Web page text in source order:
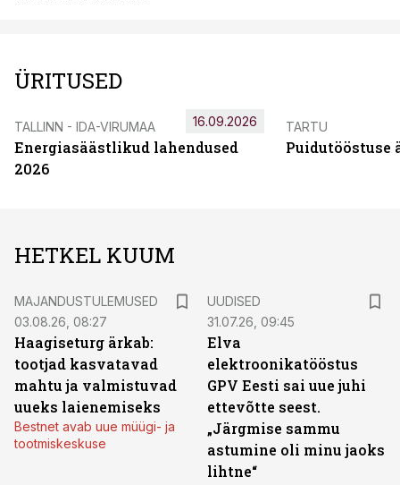
ÜRITUSED
TALLINN - IDA-VIRUMAA
Energiasäästlikud lahendused
2026
16.09.2026 TARTU
Puidutööstuse
HETKEL KUUM
MAJANDUSTULEMUSED
03.08.26, 08:27
Haagiseturg ärkab:
tootjad kasvatavad
mahtu ja valmistuvad
uueks laienemiseks
Bestnet avab uue müügi- ja
tootmiskeskuse
UUDISED
31.07.26, 09:45
Elva
elektroonikatööstus
GPV Eesti sai uue juhi
ettevõtte seest.
„Järgmise sammu
astumine oli minu jaoks
lihtne“